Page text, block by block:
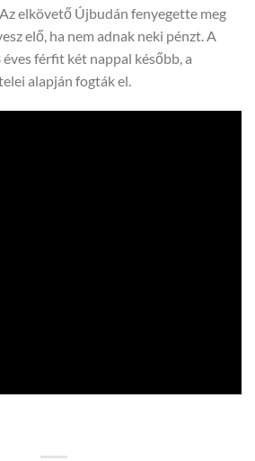
elkövető Újbudán fenyegette meg
elő, ha nem adnak neki pénzt. A
férfit két nappal később, a
alapján fogták el.